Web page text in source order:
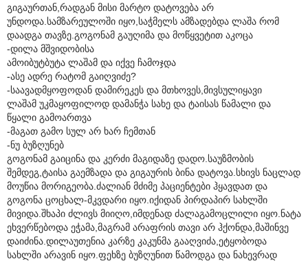
გიგაურთან,რადგან მისი მარტო დატოვება არ
უნდოდა.სამზარეულოში იყო,საჭმელს ამზადებდა ლაშა რომ
დაადგა თავზე.გოგონამ გაუღიმა და მოწყვეტით აკოცა
-დილა მშვიდობისა
ამოიბუტბუტა ლაშამ და იქვე ჩამოჯდა
-ასე ადრე რატომ გაიღვიძე?
-საავადმყოფოდან დამირეკეს და მთხოვეს,მივსულიყავი
ლაშამ უკმაყოფილოდ დამანჭა სახე და ტაისას წამალი და
წყალი გამოართვა
-მაგათ გამო სულ არ ხარ ჩემთან
-ნუ ბუზღუნებ
გოგონამ გაიცინა და კერძი მაგიდაზე დადო.საუზმობის
შემდეგ,ტაისა გაემზადა და გიგაურის ბინა დატოვა.სხივს ნაცლად
მოუწია მორიგეობა.ძალიან მძიმე პაციენტები ჰყავდათ და
გოგონა ცოცხალ-მკვდარი იყო.იქიდან პირდაპირ სახლში
მივიდა.შხაპი ძლივს მიიღო,იმდენად ძალაგამოცლილი იყო.ნატა
ეხვერწებოდა ეჭამა,მაგრამ არაფრის თავი არ ჰქონდა,მაშინვე
დაიძინა.დილაუთენია კარზე კაკუნმა გააღვიძა,ეტყობოდა
სახლში არავინ იყო.ფეხზე ბუზღუნით წამოდგა და ნახევრად